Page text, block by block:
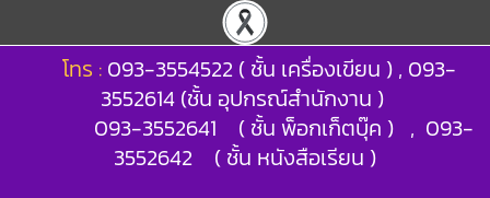
โทร : 093-3554522 ( ชั้น เครื่องเขียน ) , 093-
3552614 (ชั้น อุปกรณ์สำนักงาน )
093-3552641 ( ชั้น พ็อกเก็ตบุ๊ค ) , 093-
3552642 ( ชั้น หนังสือเรียน )